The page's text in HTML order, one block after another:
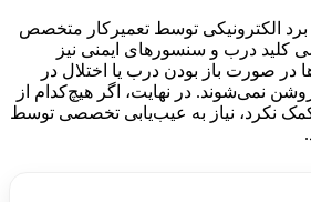
برد الکترونیکی توسط تعمیرکار متخصص
درب و سنسورهای ایمنی نیز
صورت باز بودن درب یا اختلال در
نمی‌شوند. در نهایت، اگر هیچ‌کدام از
نکرد، نیاز به عیب‌یابی تخصصی توسط